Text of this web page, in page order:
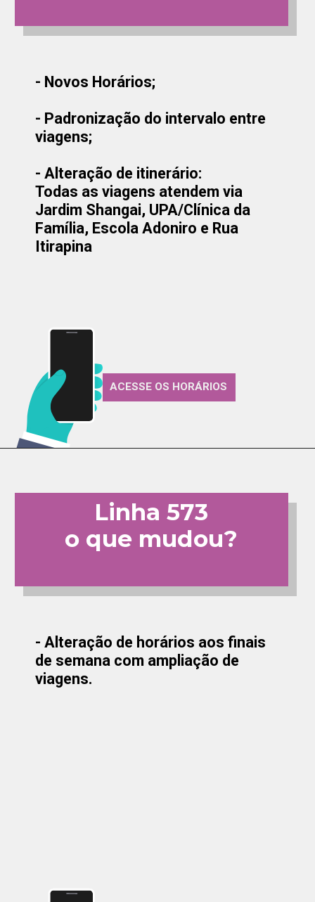
ACESSE OS HORÁRIOS
- Novos Horários;
- Padronização do intervalo entre
viagens;
- Alteração de itinerário:
Todas as viagens atendem via
Jardim Shangai, UPA/Clínica da
Família, Escola Adoniro e Rua
Itirapina
Linha 573
o que mudou?
- Alteração de horários aos finais
de semana com ampliação de
viagens.